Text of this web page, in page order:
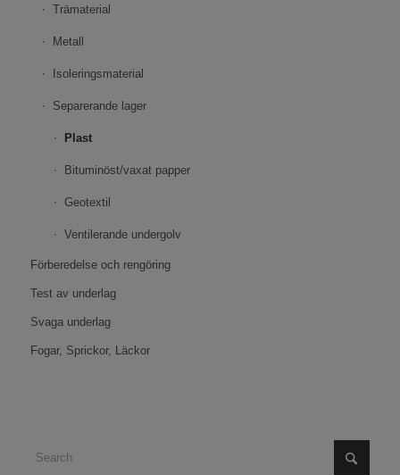
Trämaterial
Metall
Isoleringsmaterial
Separerande lager
Plast
Bituminöst/vaxat papper
Geotextil
Ventilerande undergolv
Förberedelse och rengöring
Test av underlag
Svaga underlag
Fogar, Sprickor, Läckor